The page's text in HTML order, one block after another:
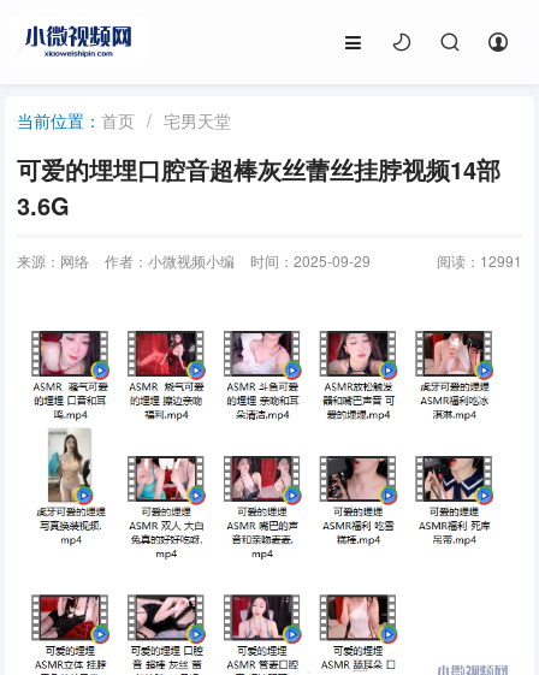
当前位置：首页 / 宅男天堂
可爱的埋埋口腔音超棒灰丝蕾丝挂脖视频14部
3.6G
来源：网络 作者：小微视频小编 时间：2025-09-29 阅读： 12991